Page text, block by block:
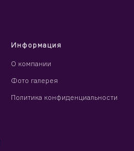
Информация
О компании
Фото галерея
Политика конфиденциальности